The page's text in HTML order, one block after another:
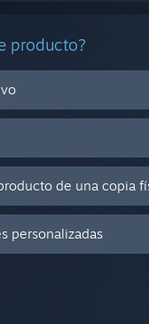
producto?
de una copia
personalizadas